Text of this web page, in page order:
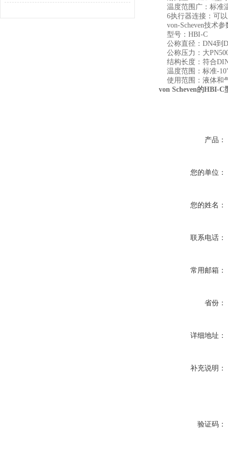
温度范围广：标准温
6执行器连接：可以
von-Scheven技术参
型号：HBI-C
公称直径：DN4到
公称压力：大
结构长度：符合
温度范围：标准-
使用范围：液体和气
von Scheven的HBI-C
产品：
您的单位：
您的姓名：
联系电话：
常用邮箱：
省份：
详细地址：
补充说明：
验证码：